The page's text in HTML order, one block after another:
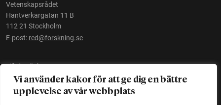
Vi använder kakor för att ge dig en bättre
upplevelse av vår webbplats
Vetenskapsrådet
Hantverkargatan 11 B
112 21 Stockholm
E-post: red@forskning.se
Tillgänglighet
Ett initiativ avVetenskapsrådet